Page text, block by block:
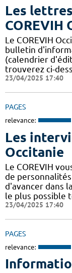
Les
COREVIH
Le COREVIH
bulletin
(calendrier
trouverez ci-
23/04/2025 17:40
PAGES
relevance:
Les
Occitanie
Le COREVIH
de
d'avancer dans
le plus possible
23/04/2025 17:40
PAGES
relevance: